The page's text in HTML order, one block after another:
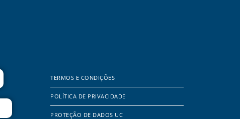
TERMOS E CONDIÇÕES
POLÍTICA DE PRIVACIDADE
PROTEÇÃO DE DADOS UC